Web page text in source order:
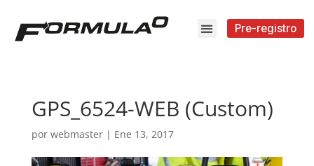
Pre-registro
GPS_6524-WEB (Custom)
por webmaster| Ene 13, 2017